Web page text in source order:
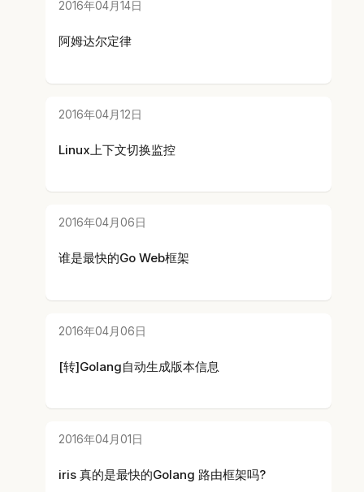
2016年04月14日
阿姆达尔定律
2016年04月12日
Linux上下文切换监控
2016年04月06日
谁是最快的Go Web框架
2016年04月06日
[转]Golang自动生成版本信息
2016年04月01日
iris 真的是最快的Golang 路由框架吗?